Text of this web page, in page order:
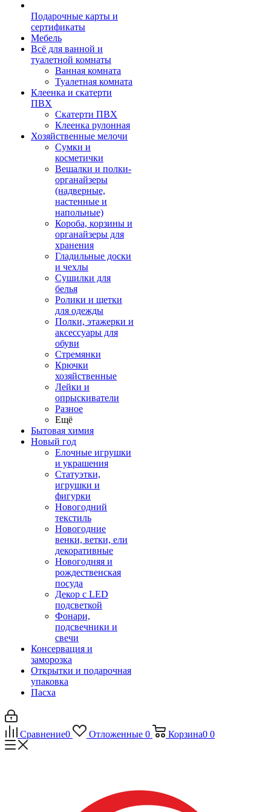
Подарочные карты и
сертификаты
Мебель
Всё для ванной и
туалетной комнаты
Ванная комната
Туалетная комната
Клеенка и скатерти
ПВХ
Скатерти ПВХ
Клеенка рулонная
Хозяйственные мелочи
Сумки и
косметички
Вешалки и полки-
органайзеры
(надверные,
настенные и
напольные)
Короба, корзины и
органайзеры для
хранения
Гладильные доски
и чехлы
Сушилки для
белья
Ролики и щетки
для одежды
Полки, этажерки и
аксессуары для
обуви
Стремянки
Крючки
хозяйственные
Лейки и
опрыскиватели
Разное
Ещё
Бытовая химия
Новый год
Елочные игрушки
и украшения
Статуэтки,
игрушки и
фигурки
Новогодний
текстиль
Новогодние
венки, ветки, ели
декоративные
Новогодняя и
рождественская
посуда
Декор с LED
подсветкой
Фонари,
подсвечники и
свечи
Консервация и
заморозка
Открытки и подарочная
упаковка
Пасха
Сравнение0 Отложенные 0 Корзина0 0